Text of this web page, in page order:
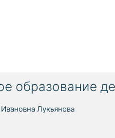
образование
Лукьянова